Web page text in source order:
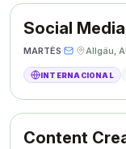
Social
MARTÈS· · Allgäu,
INTERNACIONAL